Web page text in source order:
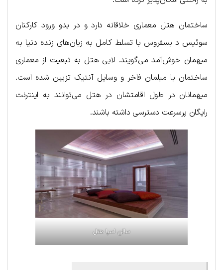
ساختمان هتل معماری خلاقانه دارد و در بدو ورود کارکنان
سوئیس د بسفروس با تسلط کامل به زبان‌های زنده دنیا به
میهمان خوش‌آمد می‌گویند. لابی هتل به تبعیت از معماری
ساختمان با مبلمان فاخر و وسایل آنتیک تزیین شده است.
میهمانان در طول اقامتشان در هتل می‌توانند به اینترنت
رایگان پرسرعت دسترسی داشته باشند.
سالن اسپا هتل